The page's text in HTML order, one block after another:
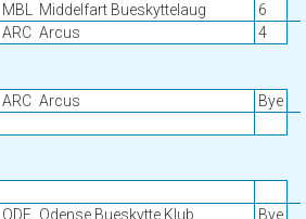
MBL Middelfart Bueskyttelaug
6
ARC Arcus 4
ARC Arcus Bye
ODE Odense Bueskytte Klub Bye